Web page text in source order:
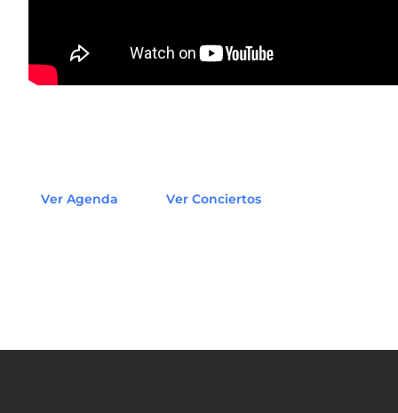
Ver Agenda Ver Conciertos